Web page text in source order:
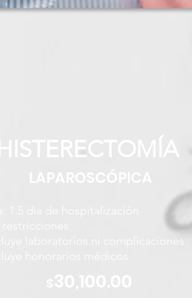
HISTERECTOMÍA
1.5 dia de hospitalización
laboratorios ni complicaciones
honorarios médicos